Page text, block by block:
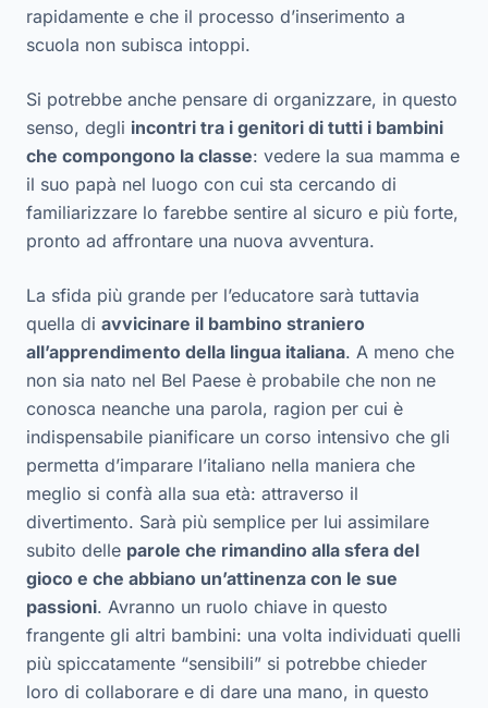
rapidamente e che il processo d’inserimento a
scuola non subisca intoppi.
Si potrebbe anche pensare di organizzare, in questo
senso, degli incontri tra i genitori di tutti i bambini
che compongono la classe: vedere la sua mamma e
il suo papà nel luogo con cui sta cercando di
familiarizzare lo farebbe sentire al sicuro e più forte,
pronto ad affrontare una nuova avventura.
La sfida più grande per l’educatore sarà tuttavia
quella di avvicinare il bambino straniero
all’apprendimento della lingua italiana. A meno che
non sia nato nel Bel Paese è probabile che non ne
conosca neanche una parola, ragion per cui è
indispensabile pianificare un corso intensivo che gli
permetta d’imparare l’italiano nella maniera che
meglio si confà alla sua età: attraverso il
divertimento. Sarà più semplice per lui assimilare
subito delle parole che rimandino alla sfera del
gioco e che abbiano un’attinenza con le sue
passioni. Avranno un ruolo chiave in questo
frangente gli altri bambini: una volta individuati quelli
più spiccatamente “sensibili” si potrebbe chieder
loro di collaborare e di dare una mano, in questo